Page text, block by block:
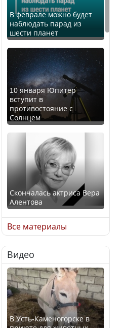
В феврале можно будет
наблюдать парад из
шести планет
10 января Юпитер
вступит в
противостояние с
Солнцем
Скончалась актриса Вера
Алентова
В РФ вынесен заочный
приговор по уголовному
делу об убийстве Игоря
Талькова
Все материалы
Видео
В Усть-Каменогорске в